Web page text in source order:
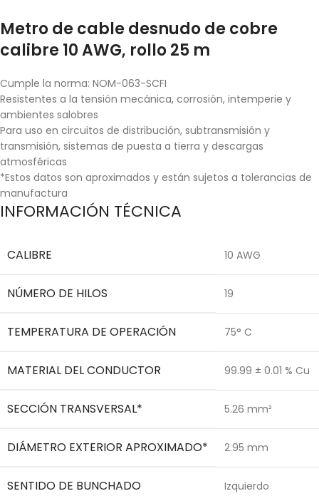
Metro de cable desnudo de cobre
calibre 10 AWG, rollo 25 m
Cumple la norma: NOM-063-SCFI
Resistentes a la tensión mecánica, corrosión, intemperie y
ambientes salobres
Para uso en circuitos de distribución, subtransmisión y
transmisión, sistemas de puesta a tierra y descargas
atmosféricas
*Estos datos son aproximados y están sujetos a tolerancias de
manufactura
INFORMACIÓN TÉCNICA
CALIBRE 10 AWG
NÚMERO DE HILOS 19
TEMPERATURA DE OPERACIÓN 75° C
MATERIAL DEL CONDUCTOR 99.99 ± 0.01 % Cu
SECCIÓN TRANSVERSAL* 5.26 mm²
DIÁMETRO EXTERIOR APROXIMADO* 2.95 mm
SENTIDO DE BUNCHADO Izquierdo